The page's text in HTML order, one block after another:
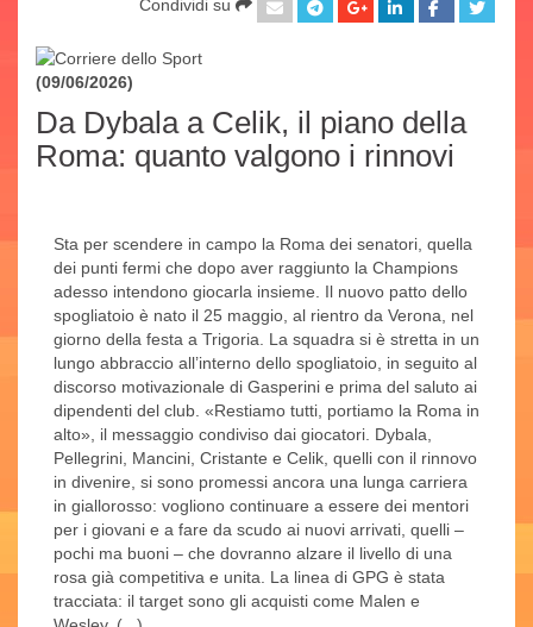
Condividi su
(09/06/2026)
Da Dybala a Celik, il piano della
Roma: quanto valgono i rinnovi
Sta per scendere in campo la Roma dei senatori, quella
dei punti fermi che dopo aver raggiunto la Champions
adesso intendono giocarla insieme. Il nuovo patto dello
spogliatoio è nato il 25 maggio, al rientro da Verona, nel
giorno della festa a Trigoria. La squadra si è stretta in un
lungo abbraccio all’interno dello spogliatoio, in seguito al
discorso motivazionale di Gasperini e prima del saluto ai
dipendenti del club. «Restiamo tutti, portiamo la Roma in
alto», il messaggio condiviso dai giocatori. Dybala,
Pellegrini, Mancini, Cristante e Celik, quelli con il rinnovo
in divenire, si sono promessi ancora una lunga carriera
in giallorosso: vogliono continuare a essere dei mentori
per i giovani e a fare da scudo ai nuovi arrivati, quelli –
pochi ma buoni – che dovranno alzare il livello di una
rosa già competitiva e unita. La linea di GPG è stata
tracciata: il target sono gli acquisti come Malen e